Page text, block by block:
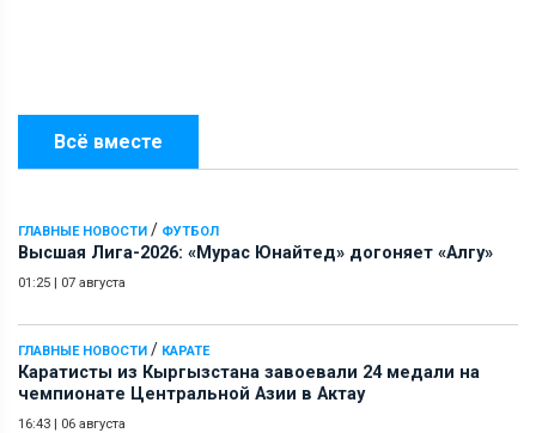
Всё вместе
ГЛАВНЫЕ НОВОСТИ / ФУТБОЛ
Высшая Лига-2026: «Мурас Юнайтед» догоняет «Алгу»
01:25 | 07 августа
ГЛАВНЫЕ НОВОСТИ / КАРАТЕ
Каратисты из Кыргызстана завоевали 24 медали на
чемпионате Центральной Азии в Актау
16:43 | 06 августа